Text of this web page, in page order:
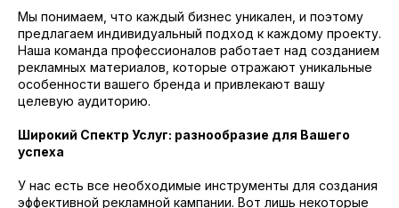
Мы понимаем, что каждый бизнес уникален, и поэтому
предлагаем индивидуальный подход к каждому проекту.
Наша команда профессионалов работает над созданием
рекламных материалов, которые отражают уникальные
особенности вашего бренда и привлекают вашу
целевую аудиторию.
Широкий Спектр Услуг: разнообразие для Вашего
успеха
У нас есть все необходимые инструменты для создания
эффективной рекламной кампании. Вот лишь некоторые